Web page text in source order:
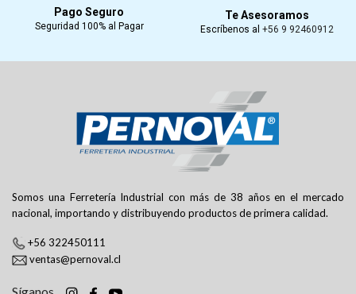
Pago Seguro
Seguridad 100% al Pagar
Te Asesoramos
Escríbenos al +56 9 92460912
Somos una Ferretería Industrial con más de 38 años en el mercado
nacional, importando y distribuyendo productos de primera calidad.
+56 322450111
ventas@pernoval.cl